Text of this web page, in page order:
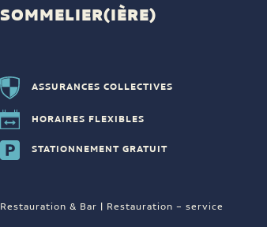
SOMMELIER(IÈRE)
ASSURANCES COLLECTIVES
HORAIRES FLEXIBLES
STATIONNEMENT GRATUIT
Restauration & Bar | Restauration – service